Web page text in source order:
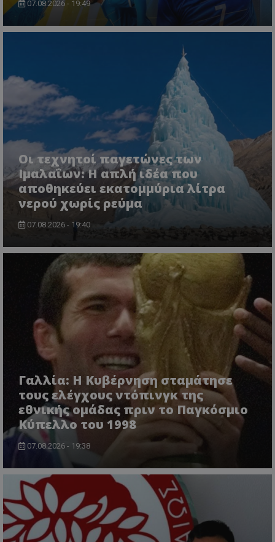
07.08.2026 - 19:49
Οι τεχνητοί παγετώνες των
Ιμαλαΐων: Η απλή ιδέα που
αποθηκεύει εκατομμύρια λίτρα
νερού χωρίς ρεύμα
07.08.2026 - 19:40
Γαλλία: Η Κυβέρνηση σταμάτησε
τους ελέγχους ντόπινγκ της
εθνικής ομάδας πριν το Παγκόσμιο
Κύπελλο του 1998
07.08.2026 - 19:38